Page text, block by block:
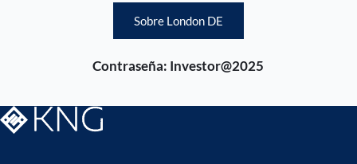
Sobre London DE
Contraseña: Investor@2025